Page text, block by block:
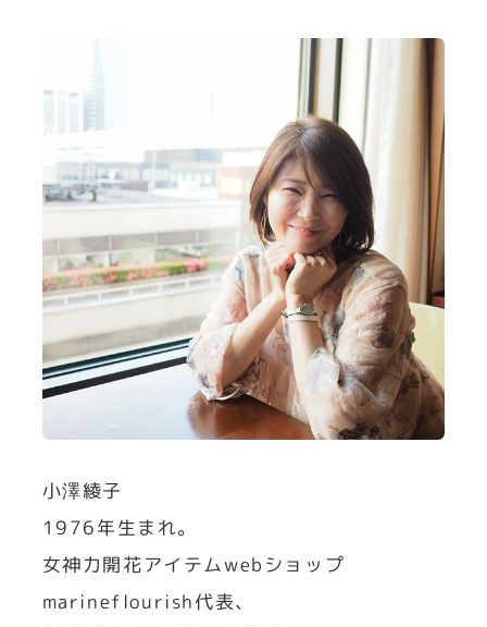
小澤綾子
1976年生まれ。
女神力開花アイテムwebショップ
marineflourish代表、